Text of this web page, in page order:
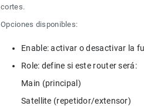
cortes.
Opciones disponibles:
Role: define si este router será:
Main (principal)
Satellite (repetidor/extensor)